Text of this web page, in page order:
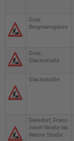
Graz,
Bergmanngasse
Graz,
Glacisstraße
Glacisstraße
Gleisdorf, Franz-
Josef-Straße bis
Weizer Straße